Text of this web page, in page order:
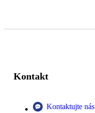
Kontakt
Kontaktujte nás